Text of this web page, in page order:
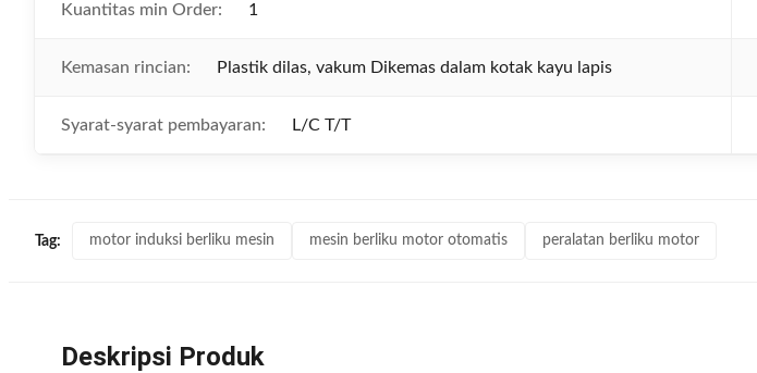
Kuantitas min Order: 1
Kemasan rincian: Plastik dilas, vakum Dikemas dalam kotak kayu lapis
Syarat-syarat pembayaran: L/C T/T
Tag: motor induksi berliku mesin mesin berliku motor otomatis peralatan berliku motor
Deskripsi Produk